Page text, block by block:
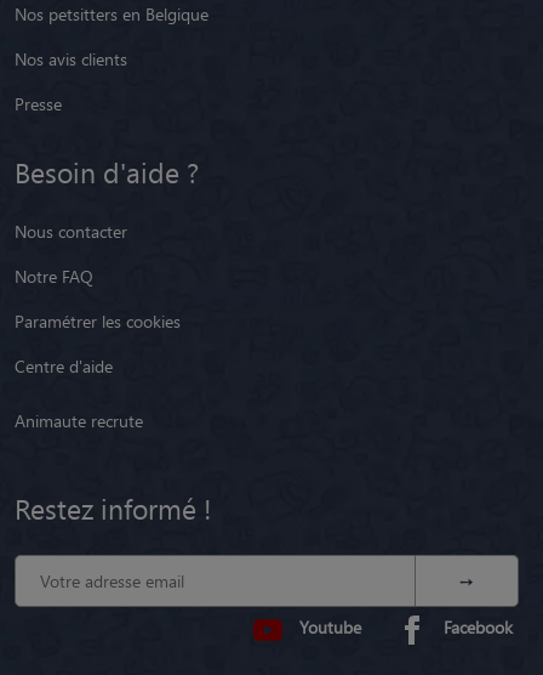
Nos petsitters en Belgique
Nos avis clients
Presse
Besoin d'aide ?
Nous contacter
Notre FAQ
Paramétrer les cookies
Centre d'aide
Animaute recrute
Restez informé !
Youtube Facebook